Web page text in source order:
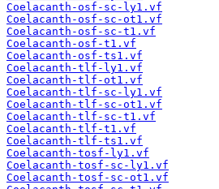
Coelacanth-osf-sc-ly1.vf
Coelacanth-osf-sc-ot1.vf
Coelacanth-osf-sc-t1.vf
Coelacanth-osf-t1.vf
Coelacanth-osf-ts1.vf
Coelacanth-tlf-ly1.vf
Coelacanth-tlf-ot1.vf
Coelacanth-tlf-sc-ly1.vf
Coelacanth-tlf-sc-ot1.vf
Coelacanth-tlf-sc-t1.vf
Coelacanth-tlf-t1.vf
Coelacanth-tlf-ts1.vf
Coelacanth-tosf-ly1.vf
Coelacanth-tosf-sc-ly1.vf
Coelacanth-tosf-sc-ot1.vf